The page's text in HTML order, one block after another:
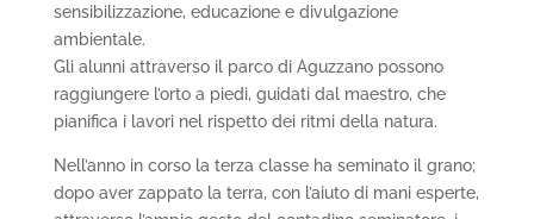
sensibilizzazione, educazione e divulgazione
ambientale.
Gli alunni attraverso il parco di Aguzzano possono
raggiungere l’orto a piedi, guidati dal maestro, che
pianifica i lavori nel rispetto dei ritmi della natura.
Nell’anno in corso la terza classe ha seminato il grano;
dopo aver zappato la terra, con l’aiuto di mani esperte,